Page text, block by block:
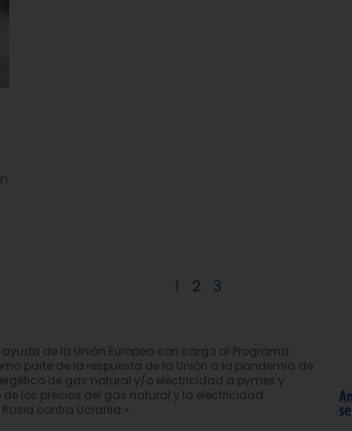
1 2 3
de la Unión Europea con cargo al Programa
parte de la respuesta de la Unión a la pandemia de
de gas natural y/o electricidad a pymes y
los precios del gas natural y la electricidad
contra Ucrania.»